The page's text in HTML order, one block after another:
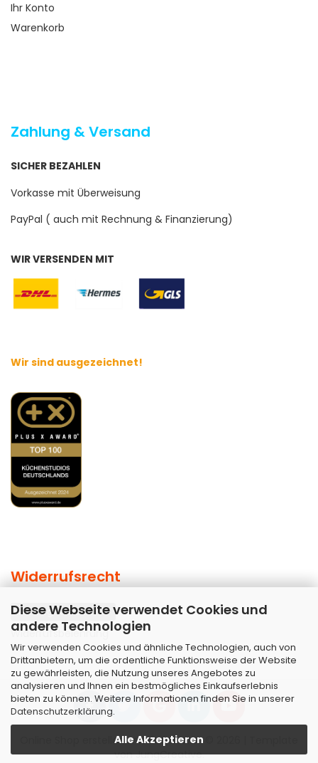
Diese Webseite verwendet Cookies und
andere Technologien
Wir verwenden Cookies und ähnliche Technologien, auch von
Drittanbietern, um die ordentliche Funktionsweise der Website
zu gewährleisten, die Nutzung unseres Angebotes zu
analysieren und Ihnen ein bestmögliches Einkaufserlebnis
bieten zu können. Weitere Informationen finden Sie in unserer
Datenschutzerklärung.
Alle Akzeptieren
Ihr Konto
Warenkorb
Zahlung & Versand
SICHER BEZAHLEN
Vorkasse mit Überweisung
PayPal ( auch mit Rechnung & Finanzierung)
WIR VERSENDEN MIT
Wir sind ausgezeichnet!
Widerrufsrecht
Vertrag widerrufen
Widerrufsbelehrung
Online Shop erstellenmit Gambio.de © 2026 | Template
vonJungCreative.